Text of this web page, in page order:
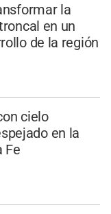
la
en un
de la región
cielo
en la
Fe